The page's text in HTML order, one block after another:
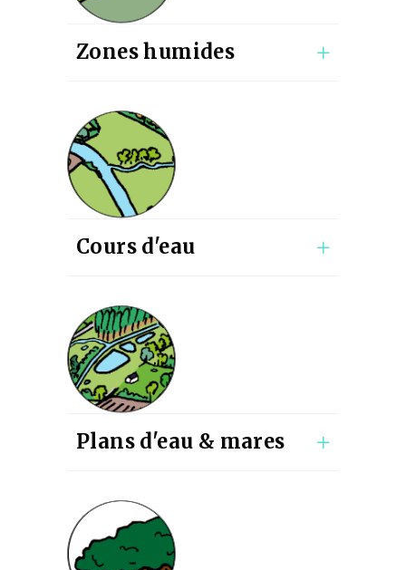
Zones humides
Cours d'eau
Plans d'eau & mares